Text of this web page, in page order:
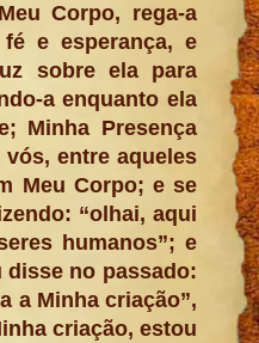
Corpo, rega-a
e esperança, e
sobre ela para
a enquanto ela
Minha Presença
entre aqueles
Meu Corpo; e se
“olhai, aqui
humanos”; e
no passado:
a Minha criação”,
criação, estou